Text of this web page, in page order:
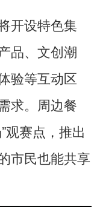
开设特色集
品、文创潮
验等互动区
求。周边餐
观赛点，推出
市民也能共享